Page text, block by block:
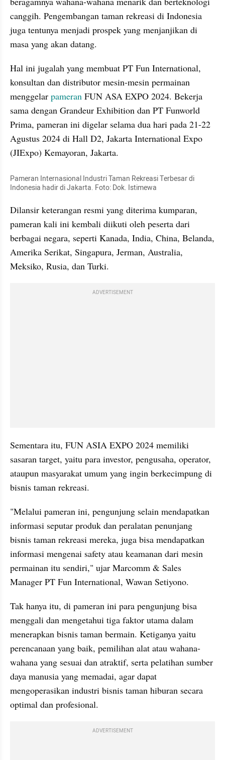
canggih. Pengembangan taman rekreasi di Indonesia
juga tentunya menjadi prospek yang menjanjikan di
masa yang akan datang.
Hal ini jugalah yang membuat PT Fun International,
konsultan dan distributor mesin-mesin permainan
menggelar pameran FUN ASA EXPO 2024. Bekerja
sama dengan Grandeur Exhibition dan PT Funworld
Prima, pameran ini digelar selama dua hari pada 21-22
Agustus 2024 di Hall D2, Jakarta International Expo
(JIExpo) Kemayoran, Jakarta.
Pameran Internasional Industri Taman Rekreasi Terbesar di
Indonesia hadir di Jakarta. Foto: Dok. Istimewa
Dilansir keterangan resmi yang diterima kumparan,
pameran kali ini kembali diikuti oleh peserta dari
berbagai negara, seperti Kanada, India, China, Belanda,
Amerika Serikat, Singapura, Jerman, Australia,
Meksiko, Rusia, dan Turki.
ADVERTISEMENT
Sementara itu, FUN ASIA EXPO 2024 memiliki
sasaran target, yaitu para investor, pengusaha, operator,
ataupun masyarakat umum yang ingin berkecimpung di
bisnis taman rekreasi.
"Melalui pameran ini, pengunjung selain mendapatkan
informasi seputar produk dan peralatan penunjang
bisnis taman rekreasi mereka, juga bisa mendapatkan
informasi mengenai safety atau keamanan dari mesin
permainan itu sendiri," ujar Marcomm & Sales
Manager PT Fun International, Wawan Setiyono.
Tak hanya itu, di pameran ini para pengunjung bisa
menggali dan mengetahui tiga faktor utama dalam
menerapkan bisnis taman bermain. Ketiganya yaitu
perencanaan yang baik, pemilihan alat atau wahana-
wahana yang sesuai dan atraktif, serta pelatihan sumber
daya manusia yang memadai, agar dapat
mengoperasikan industri bisnis taman hiburan secara
optimal dan profesional.
ADVERTISEMENT